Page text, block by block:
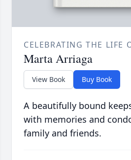
CELEBRATING THE LIFE
Marta Arriaga
View Book Buy Book
A beautifully bound
with memories and
family and friends.